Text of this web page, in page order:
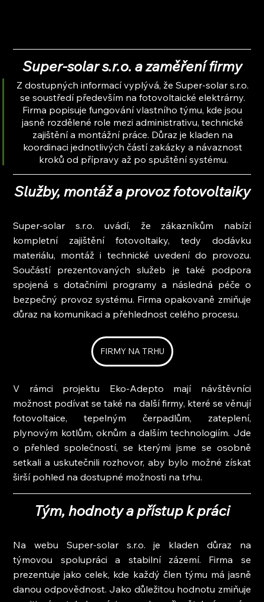
Super-solar s.r.o. a zaměření firmy
Z dostupných informací vyplývá, že Super-solar s.r.o.
se soustředí především na fotovoltaické elektrárny.
Firma popisuje fungování vlastního týmu, kde jsou
jasně rozdělené role mezi administrativu, technické
zajištění a montážní práce. Důraz je kladen na
koordinaci jednotlivých částí zakázky a návaznost
kroků od přípravy až po spuštění systému.
Služby, montáž a provoz fotovoltaiky
Super-solar s.r.o. uvádí, že zákazníkům nabízí
kompletní zajištění fotovoltaiky, tedy dodávku
materiálu, montáž i technické uvedení do provozu.
Součástí prezentovaných služeb je také podpora
spojená s dotačními programy a následná péče o
bezpečný provoz systému. Firma opakovaně zmiňuje
důraz na komunikaci a přehlednost celého procesu.
FIRMY NA TRHU
V rámci projektu Eko-Adepto mají návštěvníci
možnost podívat se také na další firmy, které se věnují
fotovoltaice, tepelným čerpadlům, zateplení,
plynovým kotlům, oknům a dalším technologiím. Jde
o přehled společností, se kterými jsme se osobně
setkali a uskutečnili rozhovor, aby bylo možné získat
širší pohled na dostupné možnosti na trhu.
Tým, hodnoty a přístup k práci
Na webu Super-solar s.r.o. je kladen důraz na
týmovou spolupráci a stabilní zázemí. Firma se
prezentuje jako celek, kde každý člen týmu má jasně
danou odpovědnost. Jako důležitou hodnotu zmiňuje